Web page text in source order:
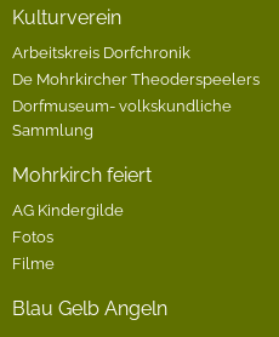
Kulturverein
Arbeitskreis Dorfchronik
De Mohrkircher Theoderspeelers
Dorfmuseum- volkskundliche
Sammlung
Mohrkirch feiert
AG Kindergilde
Fotos
Filme
Blau Gelb Angeln